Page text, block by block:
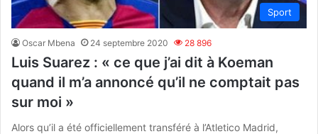
Sport
Oscar Mbena 24 septembre 2020 28 896
Luis Suarez : « ce que j’ai dit à Koeman
quand il m’a annoncé qu’il ne comptait pas
sur moi »
Alors qu’il a été officiellement transféré à l’Atletico Madrid,